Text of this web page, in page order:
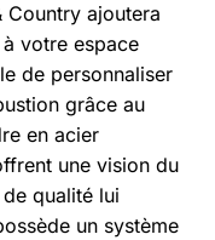
Country ajoutera
votre espace
de personnaliser
grâce au
en acier
une vision du
qualité lui
un système